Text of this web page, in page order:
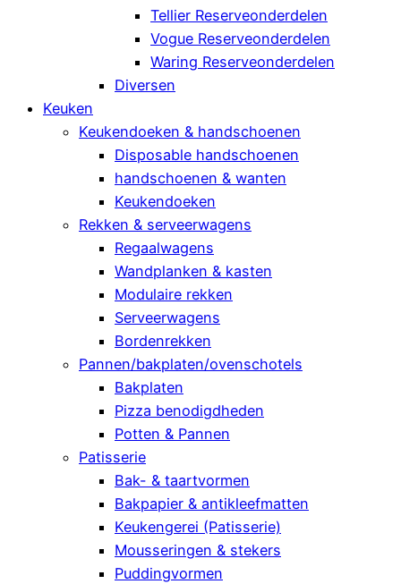
Tellier Reserveonderdelen
Vogue Reserveonderdelen
Waring Reserveonderdelen
Diversen
Keuken
Keukendoeken & handschoenen
Disposable handschoenen
handschoenen & wanten
Keukendoeken
Rekken & serveerwagens
Regaalwagens
Wandplanken & kasten
Modulaire rekken
Serveerwagens
Bordenrekken
Pannen/bakplaten/ovenschotels
Bakplaten
Pizza benodigdheden
Potten & Pannen
Patisserie
Bak- & taartvormen
Bakpapier & antikleefmatten
Keukengerei (Patisserie)
Mousseringen & stekers
Puddingvormen